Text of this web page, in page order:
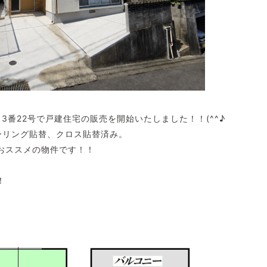
番22号で戸建住宅の販売を開始いたしました！！(^^♪
ング貼替、クロス貼替済み。
スメの物件です！！